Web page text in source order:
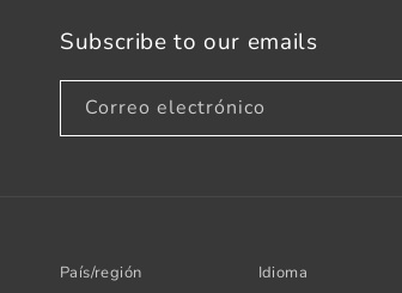
Subscribe to our emails
Correo electrónico
País/región Idioma